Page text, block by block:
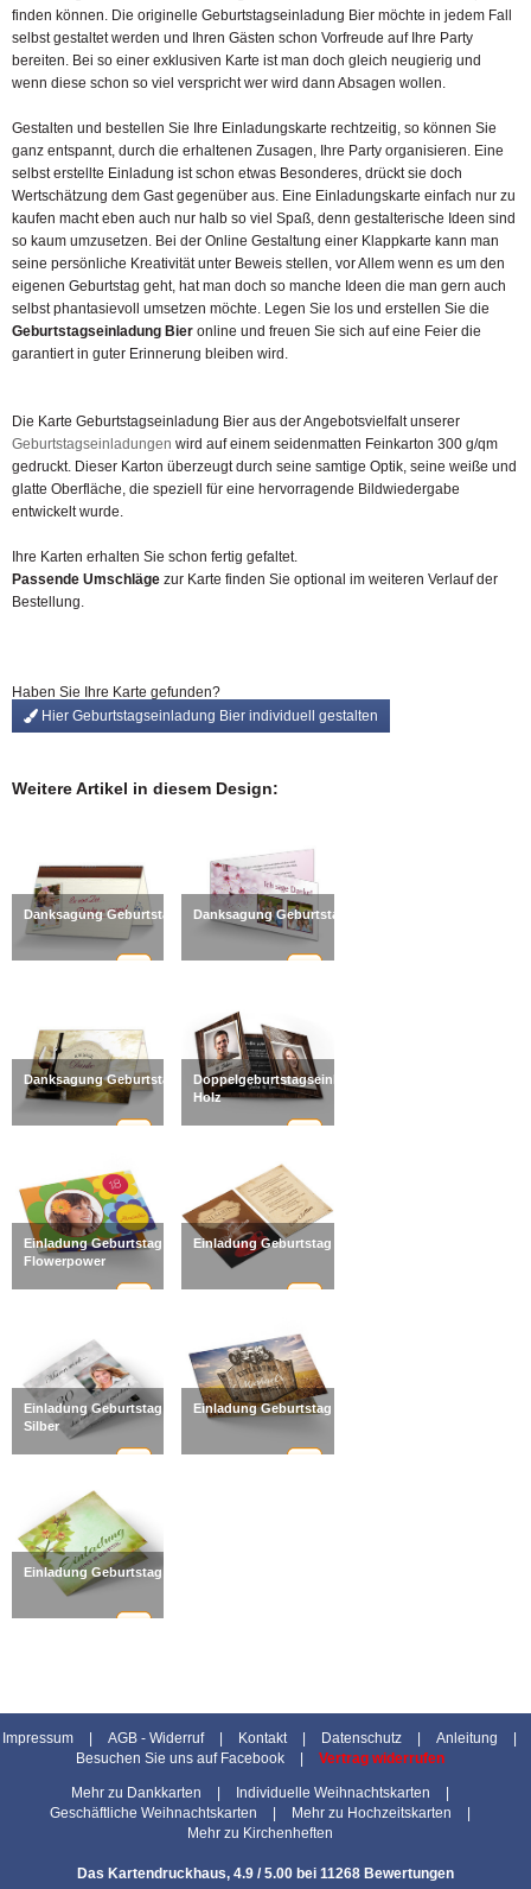
finden können. Die originelle Geburtstagseinladung Bier möchte in jedem Fall
selbst gestaltet werden und Ihren Gästen schon Vorfreude auf Ihre Party
bereiten. Bei so einer exklusiven Karte ist man doch gleich neugierig und
wenn diese schon so viel verspricht wer wird dann Absagen wollen.
Gestalten und bestellen Sie Ihre Einladungskarte rechtzeitig, so können Sie
ganz entspannt, durch die erhaltenen Zusagen, Ihre Party organisieren. Eine
selbst erstellte Einladung ist schon etwas Besonderes, drückt sie doch
Wertschätzung dem Gast gegenüber aus. Eine Einladungskarte einfach nur zu
kaufen macht eben auch nur halb so viel Spaß, denn gestalterische Ideen sind
so kaum umzusetzen. Bei der Online Gestaltung einer Klappkarte kann man
seine persönliche Kreativität unter Beweis stellen, vor Allem wenn es um den
eigenen Geburtstag geht, hat man doch so manche Ideen die man gern auch
selbst phantasievoll umsetzen möchte. Legen Sie los und erstellen Sie die
Geburtstagseinladung Bier online und freuen Sie sich auf eine Feier die
garantiert in guter Erinnerung bleiben wird.
Die Karte Geburtstagseinladung Bier aus der Angebotsvielfalt unserer
Geburtstagseinladungen wird auf einem seidenmatten Feinkarton 300 g/qm
gedruckt. Dieser Karton überzeugt durch seine samtige Optik, seine weiße und
glatte Oberfläche, die speziell für eine hervorragende Bildwiedergabe
entwickelt wurde.
Ihre Karten erhalten Sie schon fertig gefaltet.
Passende Umschläge zur Karte finden Sie optional im weiteren Verlauf der
Bestellung.
Haben Sie Ihre Karte gefunden?
Hier Geburtstagseinladung Bier individuell gestalten
Weitere Artikel in diesem Design:
Danksagung Geburtstag PlannerDanksagung Geburtstag Sacura
Danksagung Geburtstag WeinDoppelgeburtstagseinladung
Holz
Einladung Geburtstag
Flowerpower
Einladung Geburtstag Kaffee
Einladung Geburtstag Klassisch
Silber
Einladung Geburtstag Landwirt
Einladung Geburtstag Orchideen
Impressum AGB - Widerruf Kontakt Datenschutz Anleitung
Besuchen Sie uns auf Facebook
Vertrag widerrufen
Mehr zu Dankkarten Individuelle Weihnachtskarten
Geschäftliche Weihnachtskarten
Mehr zu Hochzeitskarten
Mehr zu Kirchenheften
Das Kartendruckhaus, 4.9 /5.00 bei 11268 Bewertungen